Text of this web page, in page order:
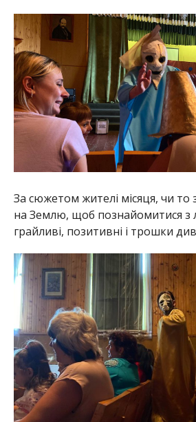
За сюжетом жителі місяця, чи то
на Землю, щоб познайомитися
грайливі, позитивні і трошки